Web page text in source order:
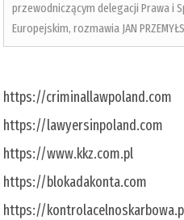
przewodniczącym delegacji Prawa i
Europejskim, rozmawia JAN
https://criminallawpoland.com
https://lawyersinpoland.com
https://www.kkz.com.pl
https://blokadakonta.com
https://